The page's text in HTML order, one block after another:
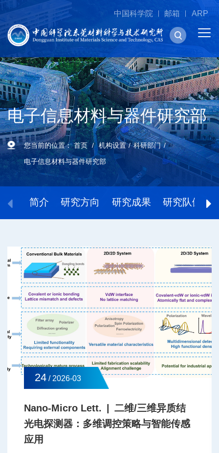
中国科学院 邮箱 ARP
电子信息材料与器件研究部
您当前的位置：首页 机构设置 科研部门
电子信息材料与器件研究部
简介 研究方向 研究成果 研究队伍
24/ 2026-03
Nano-Micro Lett. | 二维/三维异质结
光电探测器：多维调控策略与智能传感
应用